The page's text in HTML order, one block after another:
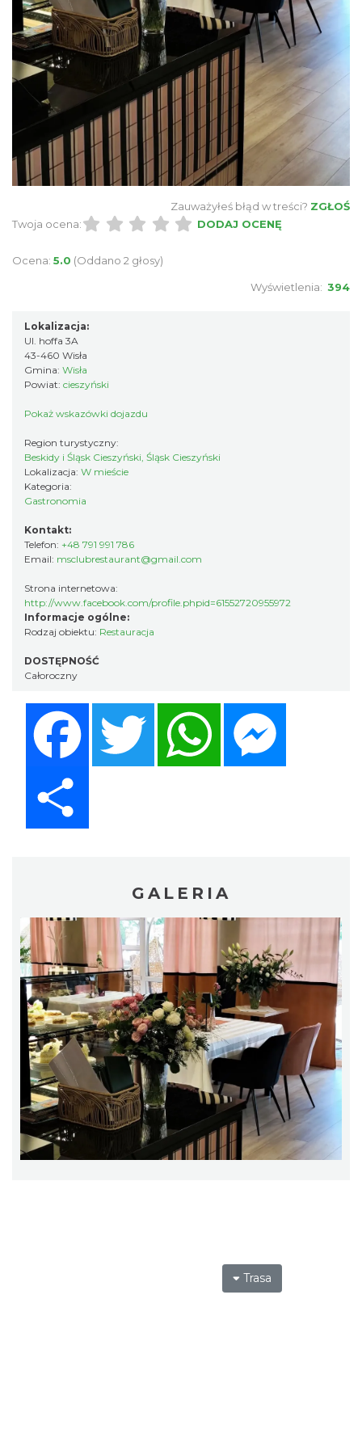
Zauważyłeś błąd w treści? ZGŁOŚ
Twoja ocena:
DODAJ OCENĘ
Ocena: 5.0 (Oddano 2 głosy)
Wyświetlenia: 394
Lokalizacja:
Ul. hoffa 3A
43-460 Wisła
Gmina: Wisła
Powiat: cieszyński
Pokaż wskazówki dojazdu
Region turystyczny:
Beskidy i Śląsk Cieszyński, Śląsk Cieszyński
Lokalizacja: W mieście
Kategoria:
Gastronomia
Kontakt:
Telefon: +48 791 991 786
Email: msclubrestaurant@gmail.com
Strona internetowa:
http://www.facebook.com/profile.phpid=61552720955972
Informacje ogólne:
Rodzaj obiektu: Restauracja
DOSTĘPNOŚĆ
Całoroczny
Twitter WhatsApp
GALERIA
Trasa